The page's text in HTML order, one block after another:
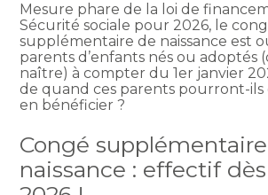
Mesure phare de la loi de
Sécurité sociale pour 2026, le
supplémentaire de naissance est
parents d’enfants nés ou adoptés
naître) à compter du 1er janvier
de quand ces parents pourront-
en bénéficier ?
Congé
naissance : effectif